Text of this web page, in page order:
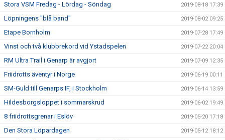
Stora VSM Fredag - Lördag - Söndag 2019-08-18 17:39
Löpningens "blå band" 2019-08-02 09:25
Etape Bornholm 2019-07-28 17:49
Vinst och två klubbrekord vid Ystadspelen 2019-07-22 20:04
RM Ultra Trail i Genarp är avgjort 2019-07-09 12:35
Friidrotts äventyr i Norge 2019-06-19 00:11
SM-Guld till Genarps IF, i Stockholm 2019-06-14 13:59
Hildesborgsloppet i sommarskrud 2019-06-02 19:49
8 friidrottsgrenar i Eslöv 2019-05-20 17:18
Den Stora Löpardagen 2019-05-12 18:12